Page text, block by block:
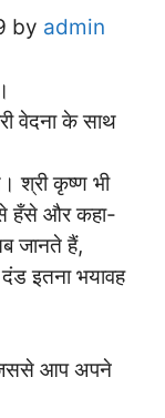
by admin
वेदना के साथ
श्री कृष्ण भी
हँसे और कहा-
जानते हैं,
दंड इतना भयावह
आप अपने